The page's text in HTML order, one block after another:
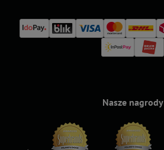
Nasze nagrody